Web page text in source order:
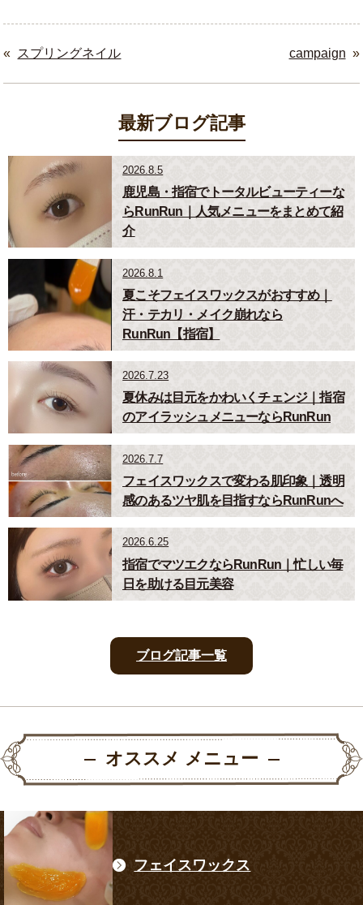
« スプリングネイル »
campaign
最新ブログ記事
2026.8.5
鹿児島・指宿でトータルビューティーな
らRunRun｜人気メニューをまとめて紹
介
2026.8.1
夏こそフェイスワックスがおすすめ｜
汗・テカリ・メイク崩れなら
RunRun【指宿】
2026.7.23
夏休みは目元をかわいくチェンジ｜指宿
のアイラッシュメニューならRunRun
2026.7.7
フェイスワックスで変わる肌印象｜透明
感のあるツヤ肌を目指すならRunRunへ
2026.6.25
指宿でマツエクならRunRun｜忙しい毎
日を助ける目元美容
ブログ記事一覧
オススメ メニュー
フェイスワックス